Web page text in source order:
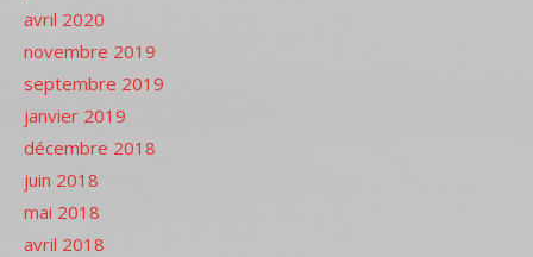
avril 2020
novembre 2019
septembre 2019
janvier 2019
décembre 2018
juin 2018
mai 2018
avril 2018